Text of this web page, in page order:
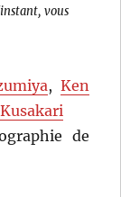
vous
, Ken
de